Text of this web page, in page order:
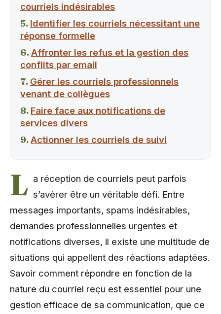
courriels indésirables
Identifier les courriels nécessitant une
réponse formelle
Affronter les refus et la gestion des
conflits par email
Gérer les courriels professionnels
venant de collègues
Faire face aux notifications de
services divers
Actionner les courriels de suivi
L a réception de courriels peut parfois
s’avérer être un véritable défi. Entre
messages importants, spams indésirables,
demandes professionnelles urgentes et
notifications diverses, il existe une multitude de
situations qui appellent des réactions adaptées.
Savoir comment répondre en fonction de la
nature du courriel reçu est essentiel pour une
gestion efficace de sa communication, que ce